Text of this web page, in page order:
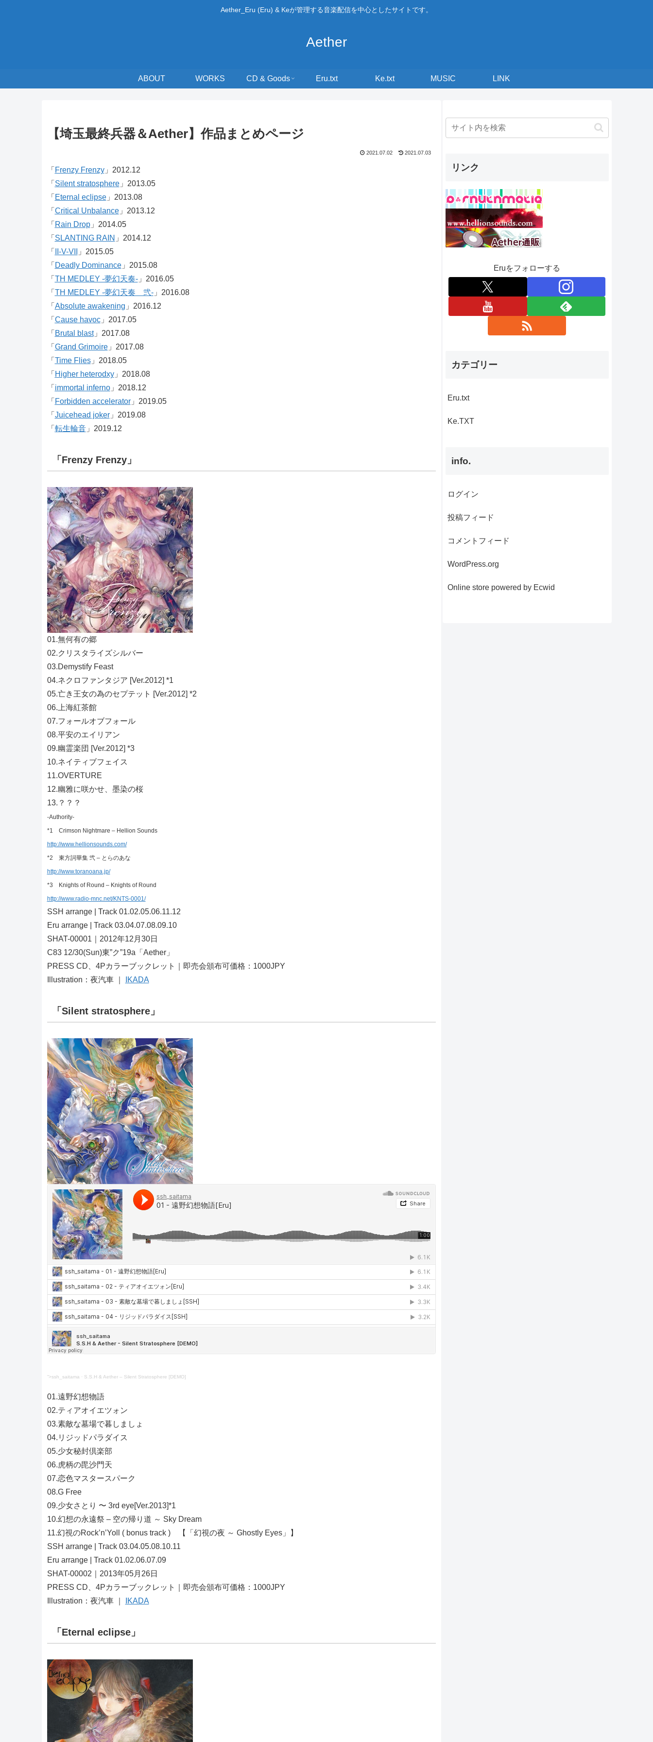
Aether_Eru (Eru) & Keが管理する音楽配信を中心としたサイトです。
Aether
ABOUT WORKS CD & Goods Eru.txt Ke.txt MUSIC LINK
【埼玉最終兵器＆Aether】作品まとめページ
2021.07.02 2021.07.03
「 Frenzy Frenzy」2012.12
「 Silent stratosphere」2013.05
「 Eternal eclipse」2013.08
「 Critical Unbalance」2013.12
「 Rain Drop」2014.05
「 SLANTING RAIN 」2014.12
「
II-V-VII
」2015.05
「 Deadly Dominance」2015.08
「 TH MEDLEY -夢幻天奏-」2016.05
「 TH MEDLEY -夢幻天奏 弐-」2016.08
「 Absolute awakening 」2016.12
「 Cause havoc」2017.05
「 Brutal blast」2017.08
「 Grand Grimoire」2017.08
「 Time Flies」2018.05
「 Higher heterodxy」2018.08
「 immortal inferno」2018.12
「 Forbidden accelerator」2019.05
「 Juicehead joker」2019.08
「 転生輪音」2019.12
「Frenzy Frenzy」
01.無何有の郷
02.クリスタライズシルバー
03.Demystify Feast
04.ネクロファンタジア [Ver.2012] *1
05.亡き王女の為のセプテット [Ver.2012] *2
06.上海紅茶館
07.フォールオブフォール
08.平安のエイリアン
09.幽霊楽団 [Ver.2012] *3
10.ネイティブフェイス
11.OVERTURE
12.幽雅に咲かせ、墨染の桜
13.？？？
-Authority-
*1 Crimson Nightmare – Hellion Sounds
http://www.hellionsounds.com/
*2 東方詞華集 弐 – とらのあな
http://www.toranoana.jp/
*3 Knights of Round – Knights of Round
http://www.radio-mnc.net/KNTS-0001/
SSH arrange | Track 01.02.05.06.11.12
Eru arrange | Track 03.04.07.08.09.10
SHAT-00001｜2012年12月30日
C83 12/30(Sun)東”ク”19a「Aether」
PRESS CD、4Pカラーブックレット｜即売会頒布可価格：1000JPY
Illustration：夜汽車 ｜
IKADA
「Silent stratosphere」
“>ssh_saitama · S.S.H & Aether – Silent Stratosphere [DEMO]
01.遠野幻想物語
02.ティアオイエツォン
03.素敵な墓場で暮しましょ
04.リジッドパラダイス
05.少女秘封倶楽部
06.虎柄の毘沙門天
07.恋色マスタースパーク
08.G Free
09.少女さとり 〜 3rd eye[Ver.2013]*1
10.幻想の永遠祭 – 空の帰り道 ～ Sky Dream
11.幻視のRock’n’Yoll ( bonus track ) 【「幻視の夜 ～ Ghostly Eyes」】
SSH arrange | Track 03.04.05.08.10.11
Eru arrange | Track 01.02.06.07.09
SHAT-00002｜2013年05月26日
PRESS CD、4Pカラーブックレット｜即売会頒布可価格：1000JPY
Illustration：夜汽車 ｜
IKADA
「Eternal eclipse」
リンク
Eruをフォローする
カテゴリー
Eru.txt
Ke.TXT
info.
ログイン
投稿フィード
コメントフィード
WordPress.org
Online store powered by Ecwid